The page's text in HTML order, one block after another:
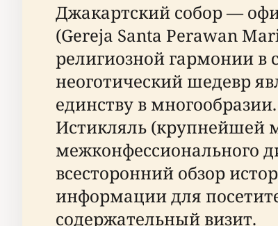
Джакартский собор —
(Gereja Santa Perawan
религиозной гармонии в
неоготический шедевр
единству в
Истикляль (крупнейшей
межконфессионального
всесторонний обзор
информации для
содержательный визит.